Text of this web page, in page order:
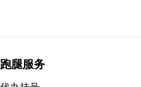
跑腿服务